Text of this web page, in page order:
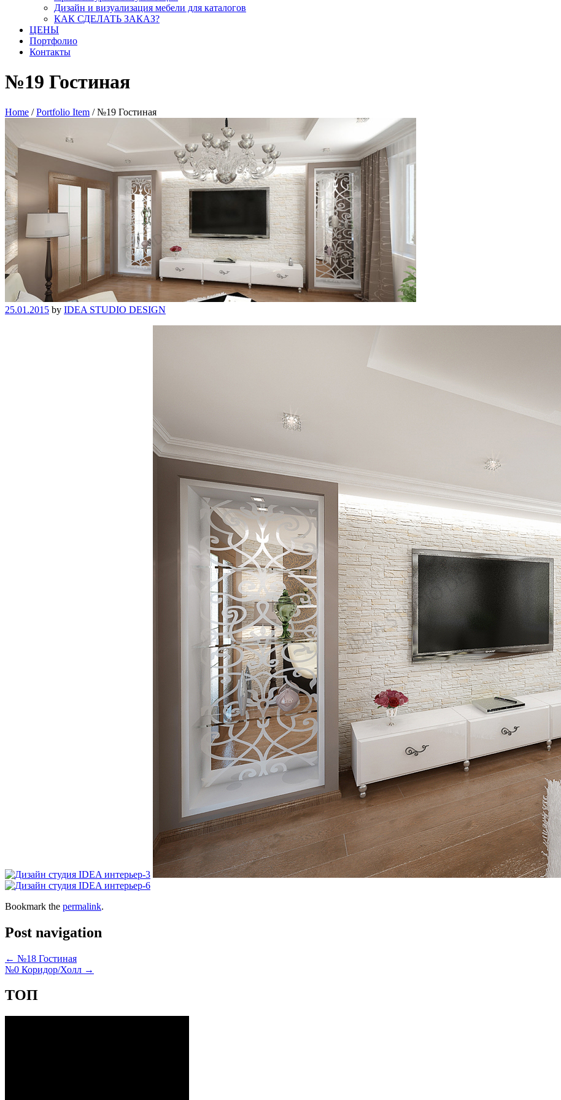
Дизайн и визуализация мебели для каталогов
КАК СДЕЛАТЬ ЗАКАЗ?
ЦЕНЫ
Портфолио
Контакты
№19 Гостиная
Home /Portfolio Item /№19 Гостиная
25.01.2015 by IDEA STUDIO DESIGN
Bookmark the permalink.
Post navigation
← №18 Гостиная
№0 Коридор/Холл →
ТОП